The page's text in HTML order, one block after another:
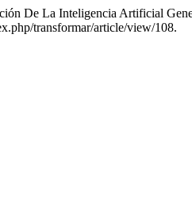
De La Inteligencia Artificial
transformar/article/view/108.